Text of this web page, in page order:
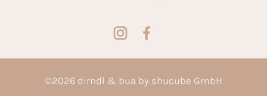
©2026 dirndl & bua by shucube GmbH